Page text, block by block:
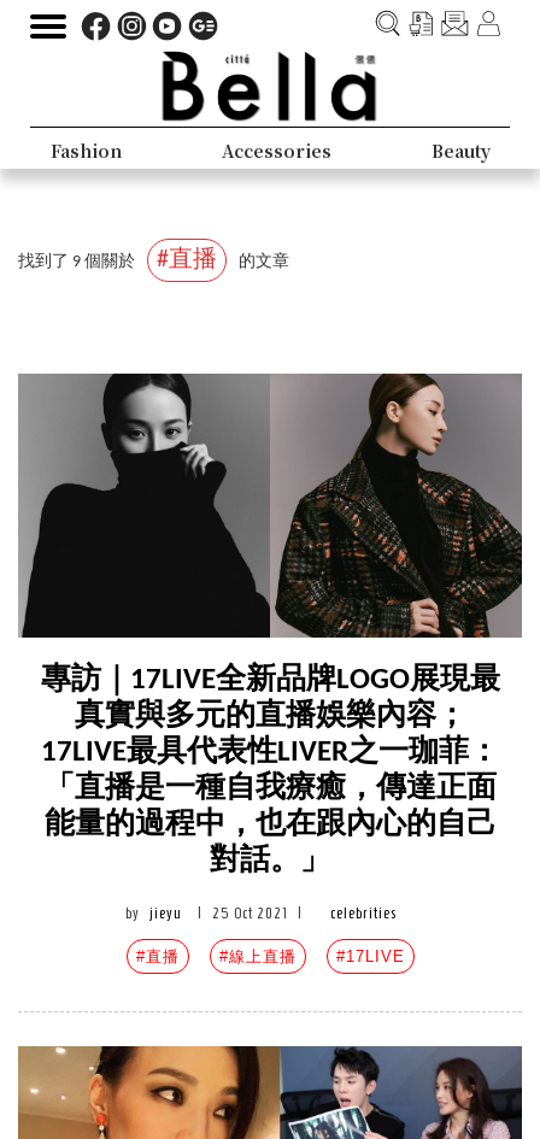
Fashion Accessories Beauty
找到了 9 個關於 #直播 的文章
專訪｜17LIVE全新品牌LOGO展現最
真實與多元的直播娛樂內容；
17LIVE最具代表性LIVER之一珈菲：
「直播是一種自我療癒，傳達正面
能量的過程中，也在跟內心的自己
對話。」
by jieyu 25 Oct 2021 celebrities
#直播 #線上直播 #17LIVE